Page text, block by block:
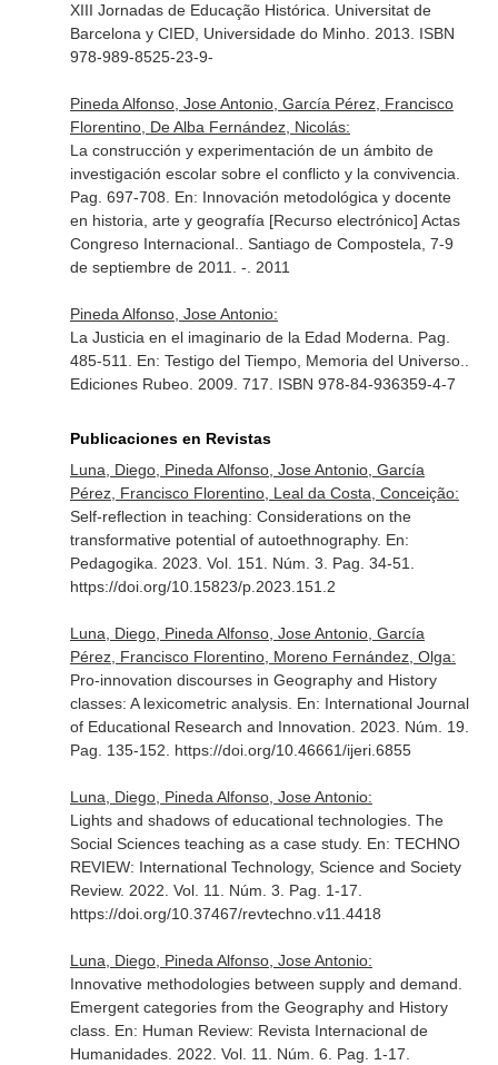
XIII Jornadas de Educação Histórica . Universitat de
Barcelona y CIED, Universidade do Minho. 2013. ISBN
978-989-8525-23-9-
Pineda Alfonso, Jose Antonio, García Pérez, Francisco
Florentino, De Alba Fernández, Nicolás:
La construcción y experimentación de un ámbito de
investigación escolar sobre el conflicto y la convivencia.
Pag. 697-708. En: Innovación metodológica y docente
en historia, arte y geografía [Recurso electrónico] Actas
Congreso Internacional.
. Santiago de Compostela, 7-9
de septiembre de 2011. -. 2011
Pineda Alfonso, Jose Antonio:
La Justicia en el imaginario de la Edad Moderna. Pag.
485-511. En: Testigo del Tiempo, Memoria del Universo.
Ediciones Rubeo. 2009. 717. ISBN 978-84-936359-4-7
Publicaciones en Revistas
Luna, Diego, Pineda Alfonso, Jose Antonio, García
Pérez, Francisco Florentino, Leal da Costa, Conceição:
Self-reflection in teaching: Considerations on the
transformative potential of autoethnography. En:
Pedagogika . 2023. Vol. 151. Núm. 3. Pag. 34-51.
https://doi.org/10.15823/p.2023.151.2
Luna, Diego, Pineda Alfonso, Jose Antonio, García
Pérez, Francisco Florentino, Moreno Fernández, Olga:
Pro-innovation discourses in Geography and History
classes: A lexicometric analysis. En: International Journal
of Educational Research and Innovation . 2023. Núm. 19.
Pag. 135-152. https://doi.org/10.46661/ijeri.6855
Luna, Diego, Pineda Alfonso, Jose Antonio:
Lights and shadows of educational technologies. The
Social Sciences teaching as a case study. En: TECHNO
REVIEW: International Technology, Science and Society
Review. 2022. Vol. 11. Núm. 3. Pag. 1-17.
https://doi.org/10.37467/revtechno.v11.4418
Luna, Diego, Pineda Alfonso, Jose Antonio:
Innovative methodologies between supply and demand.
Emergent categories from the Geography and History
class. En: Human Review: Revista Internacional de
Humanidades. 2022. Vol. 11. Núm. 6. Pag. 1-17.